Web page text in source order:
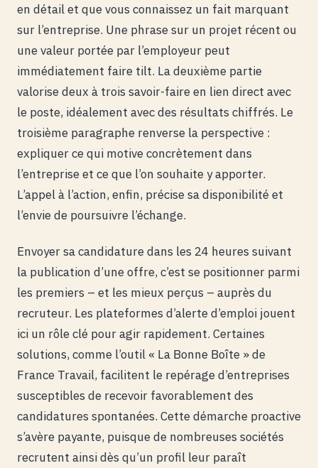
en détail et que vous connaissez un fait marquant
sur l’entreprise. Une phrase sur un projet récent ou
une valeur portée par l’employeur peut
immédiatement faire tilt. La deuxième partie
valorise deux à trois savoir-faire en lien direct avec
le poste, idéalement avec des résultats chiffrés. Le
troisième paragraphe renverse la perspective :
expliquer ce qui motive concrètement dans
l’entreprise et ce que l’on souhaite y apporter.
L’appel à l’action, enfin, précise sa disponibilité et
l’envie de poursuivre l’échange.
Envoyer sa candidature dans les 24 heures suivant
la publication d’une offre, c’est se positionner parmi
les premiers – et les mieux perçus – auprès du
recruteur. Les plateformes d’alerte d’emploi jouent
ici un rôle clé pour agir rapidement. Certaines
solutions, comme l’outil « La Bonne Boîte » de
France Travail, facilitent le repérage d’entreprises
susceptibles de recevoir favorablement des
candidatures spontanées. Cette démarche proactive
s’avère payante, puisque de nombreuses sociétés
recrutent ainsi dès qu’un profil leur paraît